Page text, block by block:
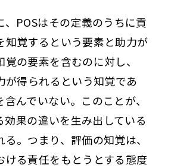
、POSはその定義のうちに貢
知覚するという要素と助力が
の要素を含むのに対し、
が得られるという知覚であ
んでいない。このことが、
効果の違いを生み出している
。つまり、評価の知覚は、
ける責任をもとうとする態度